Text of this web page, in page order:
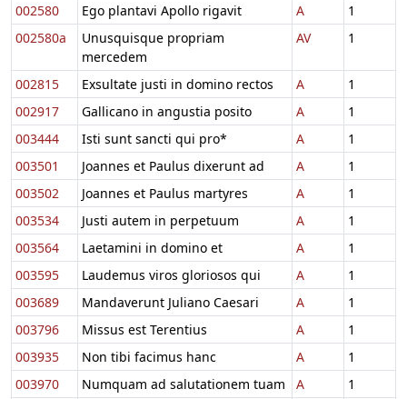
002580
Ego plantavi Apollo rigavit A
1
002580a
Unusquisque propriam
mercedem
AV 1
002815 Exsultate justi in domino rectos A
1
002917
Gallicano in angustia posito A
1
003444
Isti sunt sancti qui pro* A
1
003501
Joannes et Paulus dixerunt ad A
1
003502
Joannes et Paulus martyres A
1
003534
Justi autem in perpetuum A
1
003564
Laetamini in domino et A
1
003595
Laudemus viros gloriosos qui A
1
003689
Mandaverunt Juliano Caesari A
1
003796
Missus est Terentius A
1
003935
Non tibi facimus hanc A
1
003970
Numquam ad salutationem tuam A
1